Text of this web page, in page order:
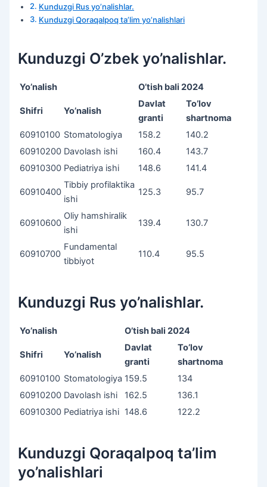
Kunduzgi Rus yo’nalishlar.
Kunduzgi Qoraqalpoq ta’lim yo’nalishlari
Kunduzgi O’zbek yo’nalishlar.
Yo’nalish O’tish bali 2024
Shifri Yo’nalish
Davlat
granti
To’lov
shartnoma
60910100 Stomatologiya 158.2
140.2
60910200 Davolash ishi 160.4
143.7
60910300 Pediatriya ishi 148.6 141.4
60910400
Tibbiy profilaktika
ishi
125.3 95.7
60910600
Oliy hamshiralik
ishi
139.4 130.7
60910700
Fundamental
tibbiyot
110.4 95.5
Kunduzgi Rus yo’nalishlar.
Yo’nalish O’tish bali 2024
Shifri Yo’nalish
Davlat
granti
To’lov
shartnoma
60910100 Stomatologiya 159.5
134
60910200 Davolash ishi 162.5
136.1
60910300 Pediatriya ishi 148.6 122.2
Kunduzgi Qoraqalpoq ta’lim
yo’nalishlari